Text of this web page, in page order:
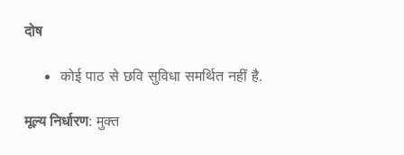
दोष
कोई पाठ से छवि सुविधा समर्थित नहीं है.
मूल्य निर्धारण: मुक्त